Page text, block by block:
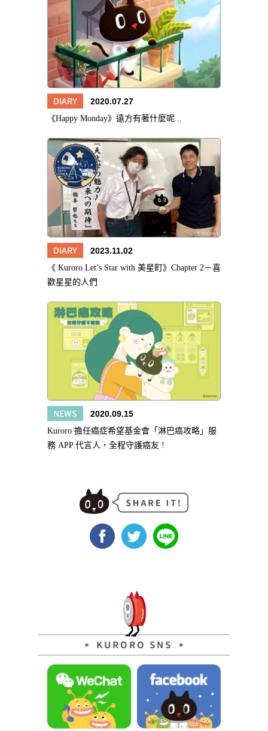
DIARY 2020.07.27
《Happy Monday》遠方有著什麼呢...
DIARY 2023.11.02
《 Kuroro Let’s Star with 美星町》Chapter 2－喜
歡星星的人們
NEWS 2020.09.15
Kuroro 擔任癌症希望基金會「淋巴癌攻略」服
務 APP 代言人，全程守護癌友 !
KURORO SNS